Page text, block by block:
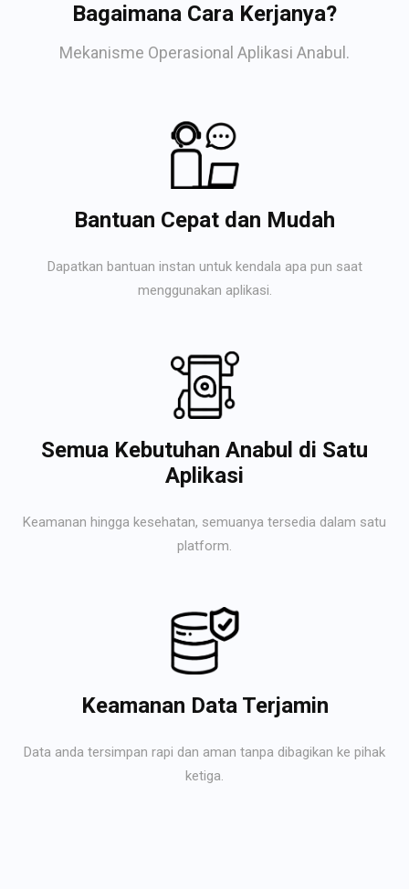
Bagaimana Cara Kerjanya?
Mekanisme Operasional Aplikasi Anabul.
Bantuan Cepat dan Mudah
Dapatkan bantuan instan untuk kendala apa pun saat
menggunakan aplikasi.
Semua Kebutuhan Anabul di Satu
Aplikasi
Keamanan hingga kesehatan, semuanya tersedia dalam satu
platform.
Keamanan Data Terjamin
Data anda tersimpan rapi dan aman tanpa dibagikan ke pihak
ketiga.